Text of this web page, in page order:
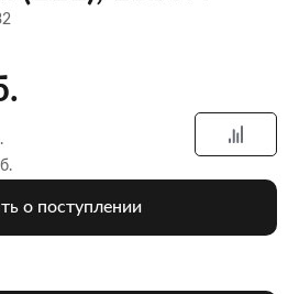
о поступлении